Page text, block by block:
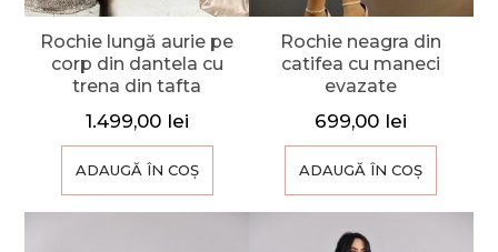
Rochie lungă aurie pe
corp din dantela cu
trena din tafta
1.499,00 lei
ADAUGĂ ÎN COȘ
Rochie neagra din
catifea cu maneci
evazate
699,00 lei
ADAUGĂ ÎN COȘ